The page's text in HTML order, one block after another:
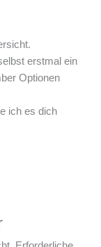
erstmal ein
Optionen
ich es dich